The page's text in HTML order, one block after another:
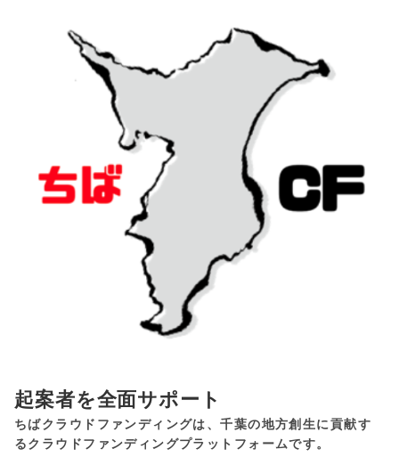
起案者を全面サポート
ちばクラウドファンディングは、千葉の地方創生に貢献す
るクラウドファンディングプラットフォームです。